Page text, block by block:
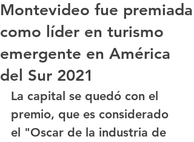
Montevideo fue premiada
como líder en turismo
emergente en América
del Sur 2021
La capital se quedó con el
premio, que es considerado
el "Oscar de la industria de